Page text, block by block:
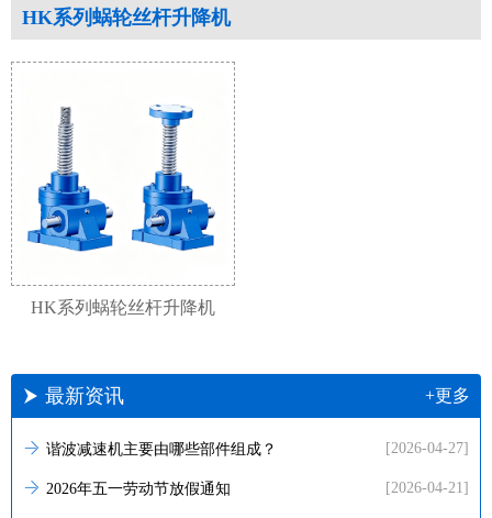
HK系列蜗轮丝杆升降机
HK系列蜗轮丝杆升降机
+更多
最新资讯
[2026-04-27]
谐波减速机主要由哪些部件组成？
[2026-04-21]
2026年五一劳动节放假通知